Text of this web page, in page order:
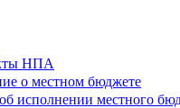
НПА
о местном бюджете
исполнении местного